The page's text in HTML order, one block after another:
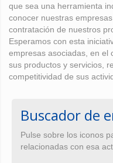
que sea una herramienta
conocer nuestras
contratación de nuestros
Esperamos con esta
empresas asociadas, en el
sus productos y servicios,
competitividad de sus
Buscador de
Pulse sobre los iconos
relacionadas con esa